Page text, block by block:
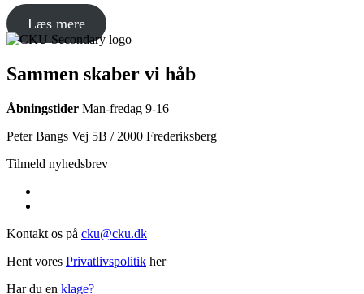
Læs mere
Sammen skaber vi håb
Åbningstider Man-fredag 9-16
Peter Bangs Vej 5B / 2000 Frederiksberg
Tilmeld nyhedsbrev
Kontakt os på cku@cku.dk
Hent vores Privatlivspolitik her
Har du en klage?